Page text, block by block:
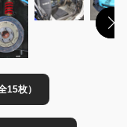
15枚）